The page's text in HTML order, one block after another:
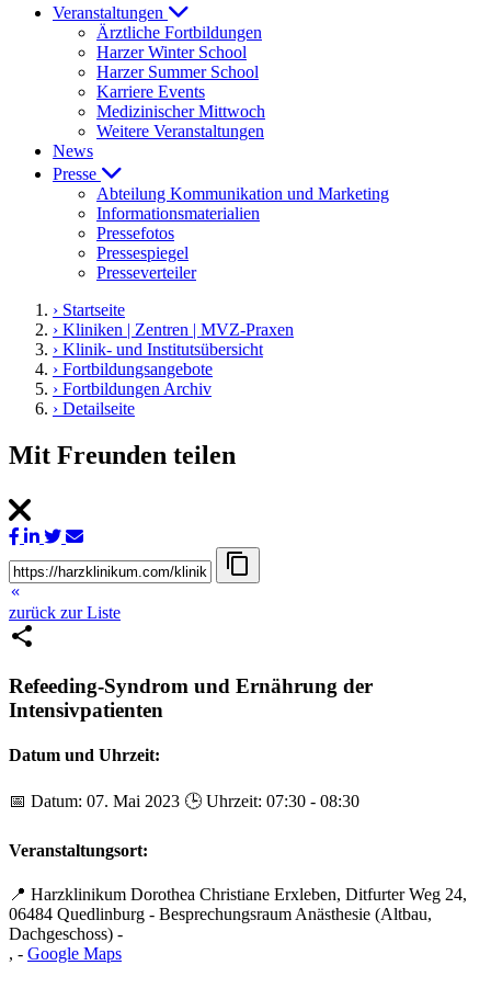
Veranstaltungen
Ärztliche Fortbildungen
Harzer Winter School
Harzer Summer School
Karriere Events
Medizinischer Mittwoch
Weitere Veranstaltungen
News
Presse
Abteilung Kommunikation und Marketing
Informationsmaterialien
Pressefotos
Pressespiegel
Presseverteiler
› Startseite
› Kliniken | Zentren | MVZ-Praxen
› Klinik- und Institutsübersicht
› Fortbildungsangebote
› Fortbildungen Archiv
› Detailseite
Mit Freunden teilen
content_copy
keyboard_double_arrow_left
zurück zur Liste
share
Refeeding-Syndrom und Ernährung der
Intensivpatienten
Datum und Uhrzeit:
📅 Datum: 07. Mai 2023 🕒 Uhrzeit: 07:30 - 08:30
Veranstaltungsort:
📍 Harzklinikum Dorothea Christiane Erxleben, Ditfurter Weg 24,
06484 Quedlinburg - Besprechungsraum Anästhesie (Altbau,
Dachgeschoss) -
, - Google Maps